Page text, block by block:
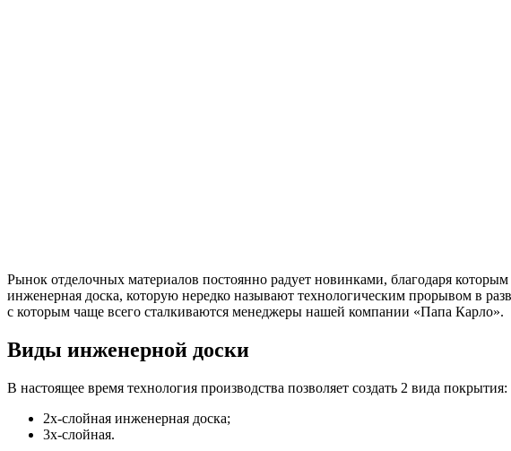
Рынок отделочных материалов постоянно радует новинками, благодаря
инженерная доска, которую нередко называют технологическим прорывом в
с которым чаще всего сталкиваются менеджеры нашей компании «Папа Карло».
Виды инженерной доски
В настоящее время технология производства позволяет создать 2 вида покрытия:
2х-слойная инженерная доска;
3х-слойная.